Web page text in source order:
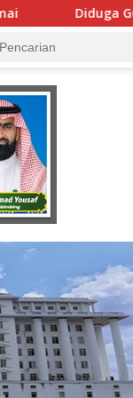
Negara Tanpa